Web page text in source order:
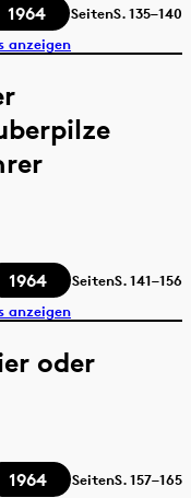
1964 SeitenS.135–140
anzeigen
1964 SeitenS.141–156
anzeigen
oder
1964 SeitenS.157–165